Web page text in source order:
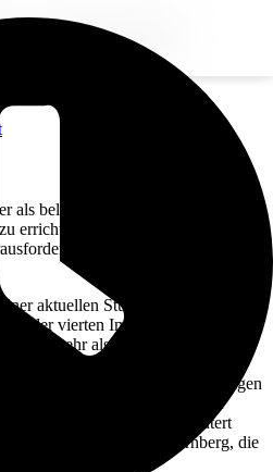
zu optimistisch
als beliebteste Altersvorsorge in
errichten (bzw. errichten zu lassen)
als die meisten
aktuellen Studie zufolge teurer
jeder vierten Immobilie wird der
um mehr als drei Monate
kostet am Ende an die 30 Prozent
folgen häufig einem sehr engen
aufbauen, können selbst
Dominoeffekt führen“, erläutert
Universität Erlangen-Nürnberg, die
beraten hat.